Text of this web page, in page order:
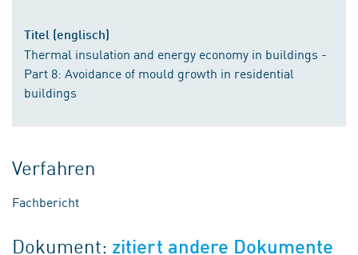
Titel (englisch)
Thermal insulation and energy economy in buildings -
Part 8: Avoidance of mould growth in residential
buildings
Verfahren
Fachbericht
Dokument: zitiert andere Dokumente